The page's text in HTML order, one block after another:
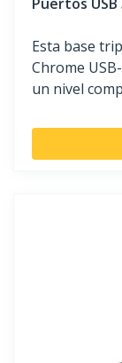
Esta base
Chrome
un nivel